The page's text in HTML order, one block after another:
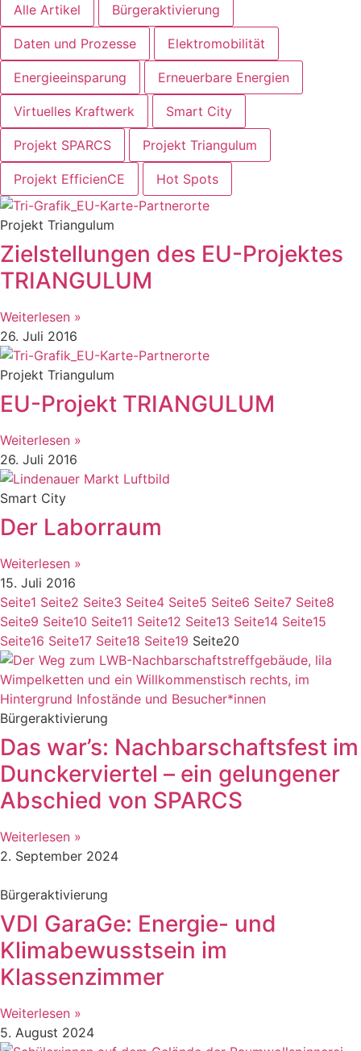
Alle Artikel Bürgeraktivierung
Daten und Prozesse Elektromobilität
Energieeinsparung Erneuerbare Energien
Virtuelles Kraftwerk Smart City
Projekt SPARCS Projekt Triangulum
Projekt EfficienCE Hot Spots
Projekt Triangulum
Zielstellungen des EU-Projektes
TRIANGULUM
Weiterlesen »
26. Juli 2016
Projekt Triangulum
EU-Projekt TRIANGULUM
Weiterlesen »
26. Juli 2016
Smart City
Der Laborraum
Weiterlesen »
15. Juli 2016
Seite1 Seite2 Seite3 Seite4 Seite5 Seite6 Seite7 Seite8
Seite9 Seite10 Seite11 Seite12 Seite13 Seite14 Seite15
Seite16 Seite17 Seite18 Seite19 Seite20
Bürgeraktivierung
Das war’s: Nachbarschaftsfest im
Dunckerviertel – ein gelungener
Abschied von SPARCS
Weiterlesen »
2. September 2024
Bürgeraktivierung
VDI GaraGe: Energie- und
Klimabewusstsein im
Klassenzimmer
Weiterlesen »
5. August 2024